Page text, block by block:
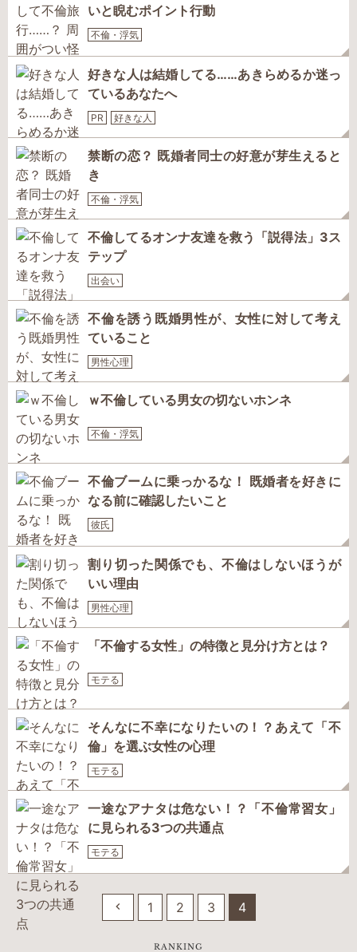
いと睨むポイント行動
不倫・浮気
好きな人は結婚してる……あきらめるか迷っ
ているあなたへ
PR 好きな人
禁断の恋？ 既婚者同士の好意が芽生えると
き
不倫・浮気
不倫してるオンナ友達を救う「説得法」3ス
テップ
出会い
不倫を誘う既婚男性が、女性に対して考え
ていること
男性心理
ｗ不倫している男女の切ないホンネ
不倫・浮気
不倫ブームに乗っかるな！ 既婚者を好きに
なる前に確認したいこと
彼氏
割り切った関係でも、不倫はしないほうが
いい理由
男性心理
「不倫する女性」の特徴と見分け方とは？
モテる
そんなに不幸になりたいの！？あえて「不
倫」を選ぶ女性の心理
モテる
一途なアナタは危ない！？「不倫常習女」
に見られる3つの共通点
モテる
1 2 3 4
RANKING